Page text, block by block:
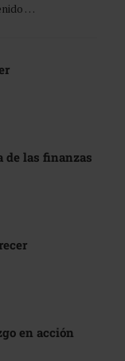
…
de las finanzas
en acción